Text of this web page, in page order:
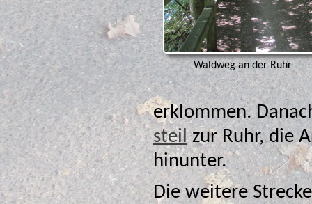
Waldweg an der Ruhr
erklommen.
steilzur Ruhr, die Arnsberg in einer Schleife umfließt,
hinunter.
Die weitere